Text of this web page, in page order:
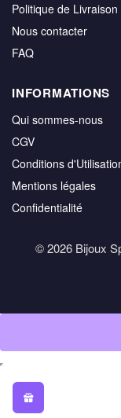
Politique de Livraison
Nous contacter
FAQ
INFORMATIONS
Qui sommes-nous
CGV
Conditions
Mentions légales
Confidentialité
© 2026 Bijoux